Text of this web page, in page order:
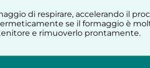
di respirare, accelerando il
se il formaggio è
e rimuoverlo prontamente.